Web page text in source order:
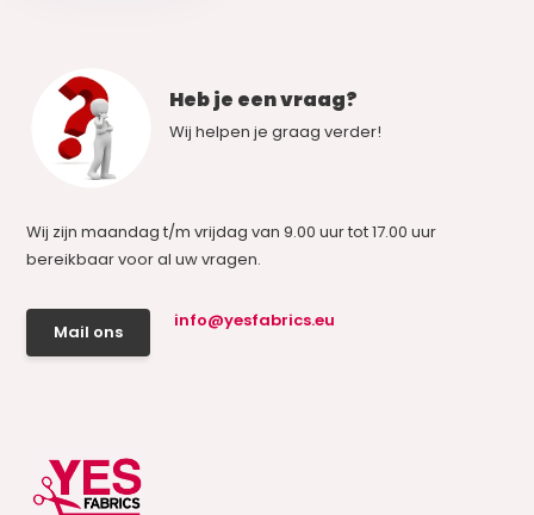
Heb je een vraag?
Wij helpen je graag verder!
Wij zijn maandag t/m vrijdag van 9.00 uur tot 17.00 uur
bereikbaar voor al uw vragen.
Mail ons
info@yesfabrics.eu